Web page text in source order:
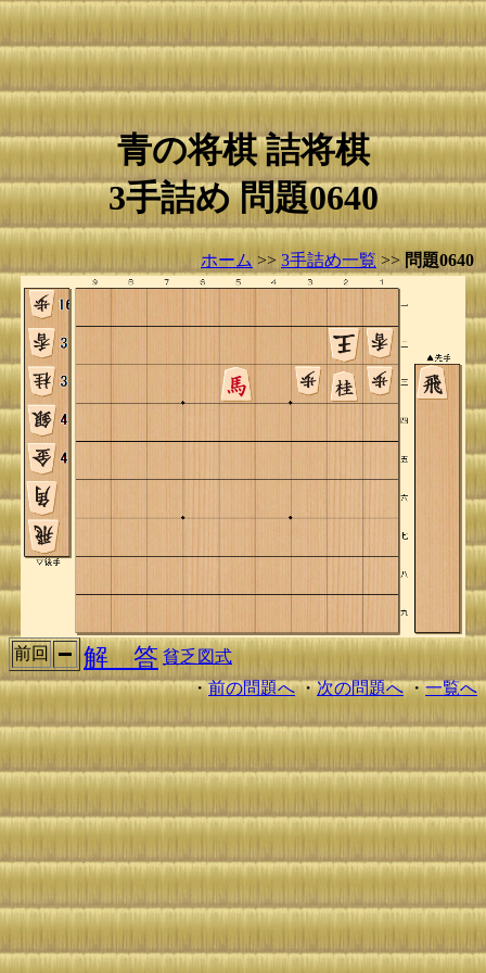
青の将棋 詰将棋
3手詰め 問題0640
ホーム >> 3手詰め一覧 >> 問題0640
前回 解 答 貧乏図式
・前の問題へ・次の問題へ・一覧へ